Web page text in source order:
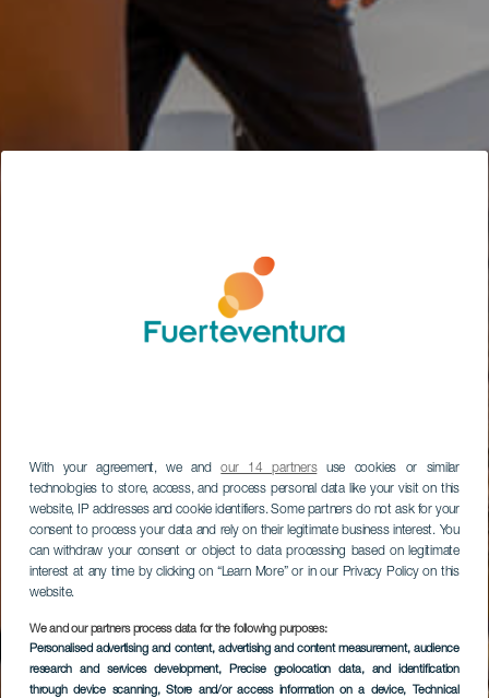
With your agreement, we andour 14 partnersuse cookies or similar
technologies to store, access, and process personal data like your visit on this
website, IP addresses and cookie identifiers. Some partners do not ask for your
consent to process your data and rely on their legitimate business interest. You
can withdraw your consent or object to data processing based on legitimate
interest at any time by clicking on “Learn More” or in our Privacy Policy on this
website.
We and our partners process data for the following purposes:
Personalised advertising and content, advertising and content measurement, audience
research and services development, Precise geolocation data, and identification
through device scanning, Store and/or access information on a device, Technical